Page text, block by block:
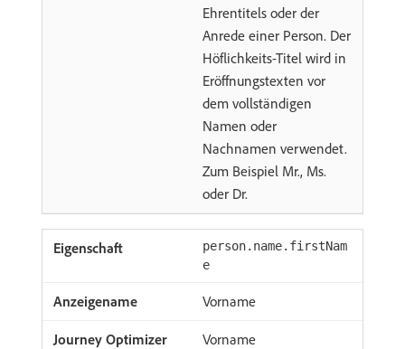
Ehrentitels oder der
Anrede einer Person. Der
Höflichkeits-Titel wird in
Eröffnungstexten vor
dem vollständigen
Namen oder
Nachnamen verwendet.
Zum Beispiel Mr., Ms.
oder Dr.
person.name.firstNam
e
Vorname
Vorname